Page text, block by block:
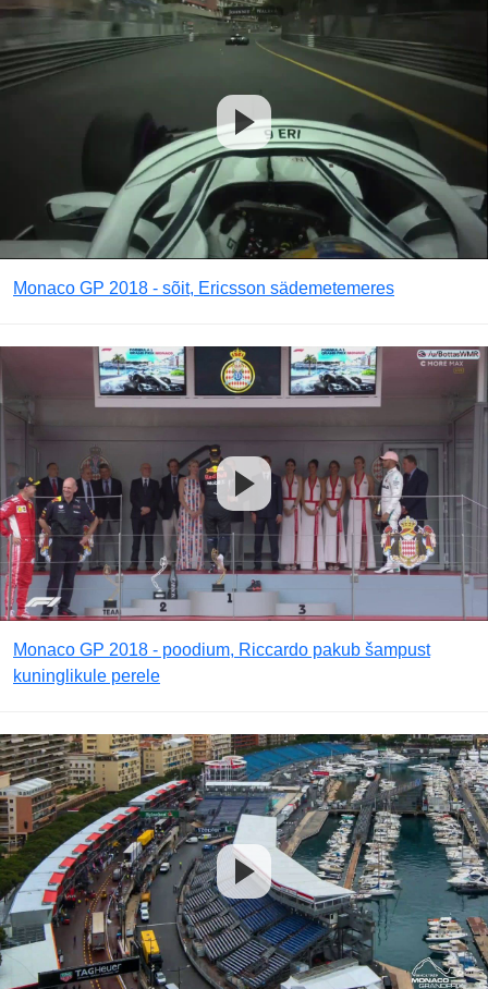
Monaco GP 2018 - sõit, Ericsson sädemetemeres
Monaco GP 2018 - poodium, Riccardo pakub šampust
kuninglikule perele